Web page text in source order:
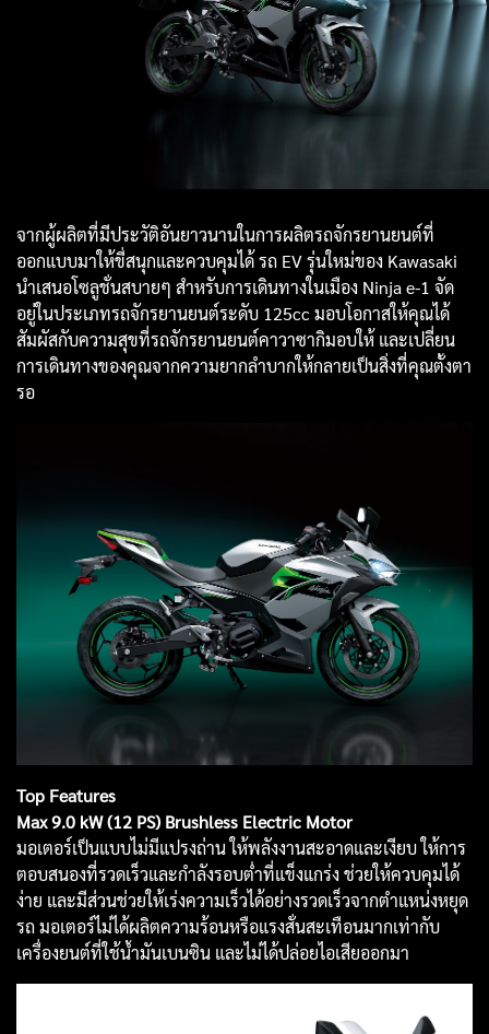
จากผู้ผลิตที่มีประวัติอันยาวนานในการผลิตรถจักรยานยนต์ที่
ออกแบบมาให้ขี่สนุกและควบคุมได้ รถ EV รุ่นใหม่ของ Kawasaki
นำเสนอโซลูชั่นสบายๆ สำหรับการเดินทางในเมือง Ninja e-1 จัด
อยู่ในประเภทรถจักรยานยนต์ระดับ 125cc มอบโอกาสให้คุณได้
สัมผัสกับความสุขที่รถจักรยานยนต์คาวาซากิมอบให้ และเปลี่ยน
การเดินทางของคุณจากความยากลำบากให้กลายเป็นสิ่งที่คุณตั้งตา
รอ
Top Features
Max 9.0 kW (12 PS) Brushless Electric Motor
มอเตอร์เป็นแบบไม่มีแปรงถ่าน ให้พลังงานสะอาดและเงียบ ให้การ
ตอบสนองที่รวดเร็วและกำลังรอบต่ำที่แข็งแกร่ง ช่วยให้ควบคุมได้
ง่าย และมีส่วนช่วยให้เร่งความเร็วได้อย่างรวดเร็วจากตำแหน่งหยุด
รถ มอเตอร์ไม่ได้ผลิตความร้อนหรือแรงสั่นสะเทือนมากเท่ากับ
เครื่องยนต์ที่ใช้น้ำมันเบนซิน และไม่ได้ปล่อยไอเสียออกมา